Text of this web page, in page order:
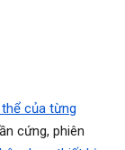
của từng
cứng, phiên